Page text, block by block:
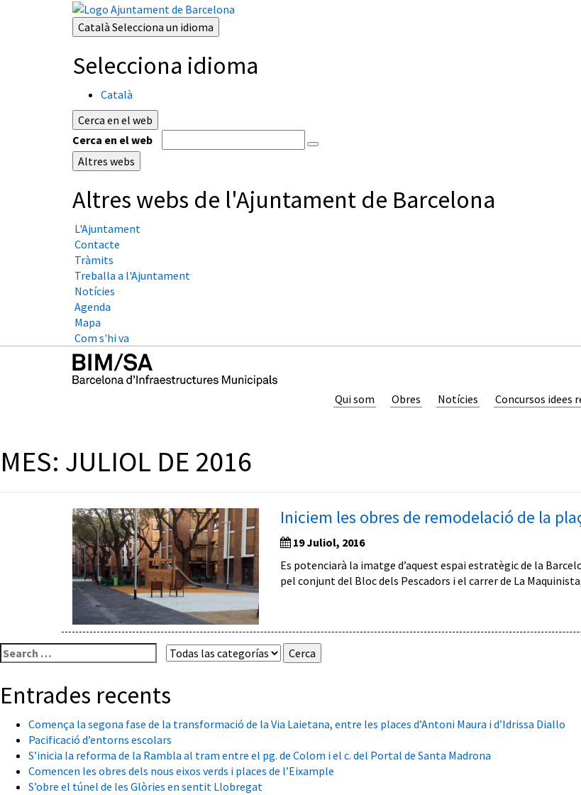
Català Selecciona un idioma
Selecciona idioma
Català
Cerca en el web
Cerca en el web
Altres webs
Altres webs de l'Ajuntament de Barcelona
L'Ajuntament
Contacte
Tràmits
Treballa a l'Ajuntament
Notícies
Agenda
Mapa
Com s'hi va
Qui som Obres Notícies Concursos idees
MES: JULIOL DE 2016
Iniciem les obres de remodelació de la
19 Juliol, 2016
Es potenciarà la imatge d’aquest espai estratègic de la
pel conjunt del Bloc dels Pescadors i el carrer de La
Cerca:
Entrades recents
Comença la segona fase de la transformació de la Via Laietana, entre les places d’Antoni Maura i d’Idrissa Diallo
Pacificació d’entorns escolars
S’inicia la reforma de la Rambla al tram entre el pg. de Colom i el c. del Portal de Santa Madrona
Comencen les obres dels nous eixos verds i places de l’Eixample
S’obre el túnel de les Glòries en sentit Llobregat